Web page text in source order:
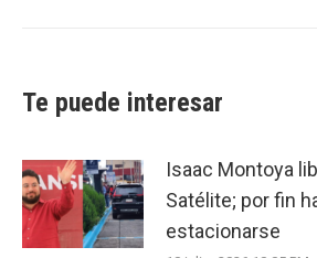
Te puede interesar
Isaac Montoya
Satélite; por fin
estacionarse